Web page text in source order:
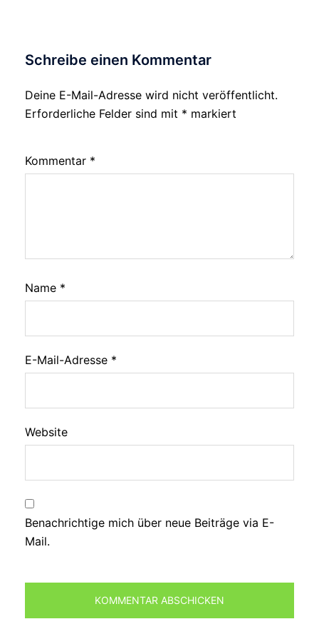
Schreibe einen Kommentar
Deine E-Mail-Adresse wird nicht veröffentlicht.
Erforderliche Felder sind mit * markiert
Kommentar *
Name *
E-Mail-Adresse *
Website
Benachrichtige mich über neue Beiträge via E-
Mail.